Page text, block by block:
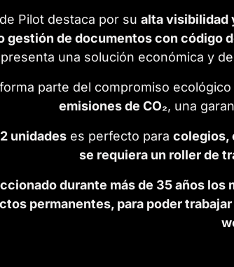
de Pilot destaca por su alta visibilidad
gestión de documentos con código
una solución económica y
parte del compromiso
emisiones de CO₂, una
unidades es perfecto para colegios,
se requiera un roller de
durante más de 35 años
permanentes, para poder